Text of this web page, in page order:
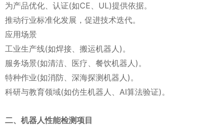
为产品优化、认证(如CE、UL)提供依据。
推动行业标准化发展，促进技术迭代。
应用场景
工业生产线(如焊接、搬运机器人)。
服务场景(如清洁、医疗、餐饮机器人)。
特种作业(如消防、深海探测机器人)。
科研与教育领域(如仿生机器人、AI算法验证)。
二、机器人性能检测项目